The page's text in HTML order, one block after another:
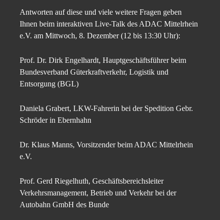
Antworten auf diese und viele weitere Fragen geben
Ihnen beim interaktiven Live-Talk des ADAC Mittelrhein
e.V. am Mittwoch, 8. Dezember (12 bis 13:30 Uhr):
Prof. Dr. Dirk Engelhardt, Hauptgeschäftsführer beim
Bundesverband Güterkraftverkehr, Logistik und
Entsorgung (BGL)
Daniela Grabert, LKW-Fahrerin bei der Spedition Gebr.
Schröder in Ebernhahn
Dr. Klaus Manns, Vorsitzender beim ADAC Mittelrhein
e.V.
Prof. Gerd Riegelhuth, Geschäftsbereichsleiter
Verkehrsmanagement, Betrieb und Verkehr bei der
Autobahn GmbH des Bunde